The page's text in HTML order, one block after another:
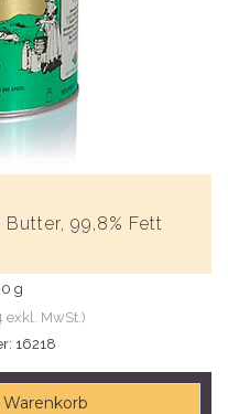
99,8% Fett
g
exkl. MwSt.)
16218